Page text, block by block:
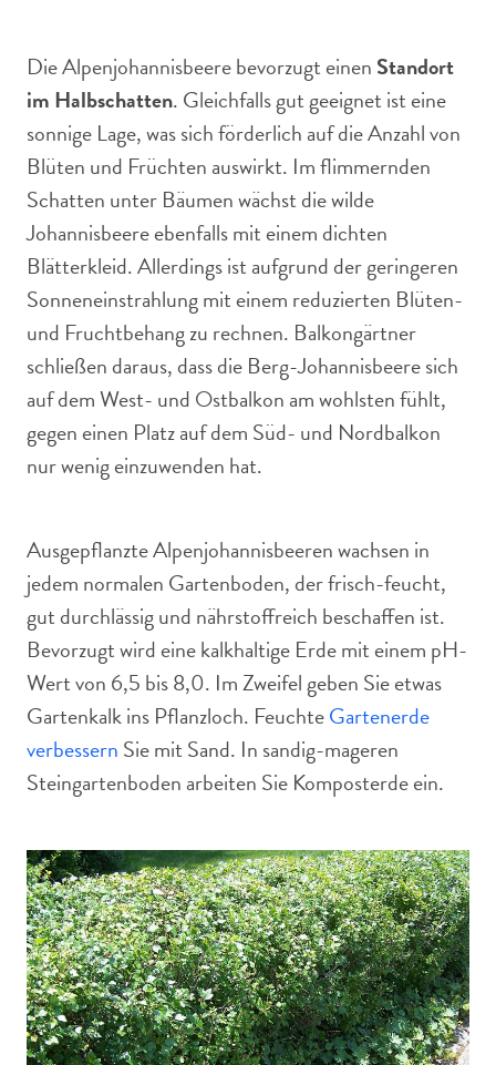
Die Alpenjohannisbeere bevorzugt einen Standort
im Halbschatten. Gleichfalls gut geeignet ist eine
sonnige Lage, was sich förderlich auf die Anzahl von
Blüten und Früchten auswirkt. Im flimmernden
Schatten unter Bäumen wächst die wilde
Johannisbeere ebenfalls mit einem dichten
Blätterkleid. Allerdings ist aufgrund der geringeren
Sonneneinstrahlung mit einem reduzierten Blüten-
und Fruchtbehang zu rechnen. Balkongärtner
schließen daraus, dass die Berg-Johannisbeere sich
auf dem West- und Ostbalkon am wohlsten fühlt,
gegen einen Platz auf dem Süd- und Nordbalkon
nur wenig einzuwenden hat.
Ausgepflanzte Alpenjohannisbeeren wachsen in
jedem normalen Gartenboden, der frisch-feucht,
gut durchlässig und nährstoffreich beschaffen ist.
Bevorzugt wird eine kalkhaltige Erde mit einem pH-
Wert von 6,5 bis 8,0. Im Zweifel geben Sie etwas
Gartenkalk ins Pflanzloch. FeuchteGartenerde
verbessern Sie mit Sand. In sandig-mageren
Steingartenboden arbeiten Sie Komposterde ein.